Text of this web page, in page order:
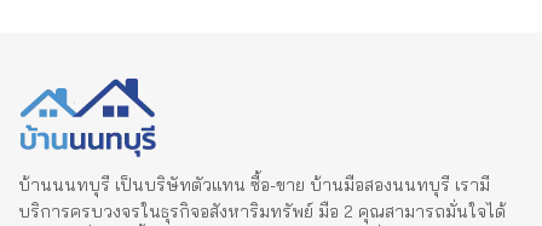
บ้านนนทบุรี เป็นบริษัทตัวแทน ซื้อ-ขาย บ้านมือสองนนทบุรี เรามี
บริการครบวงจรในธุรกิจอสังหาริมทรัพย์ มือ 2 คุณสามารถมั่นใจได้